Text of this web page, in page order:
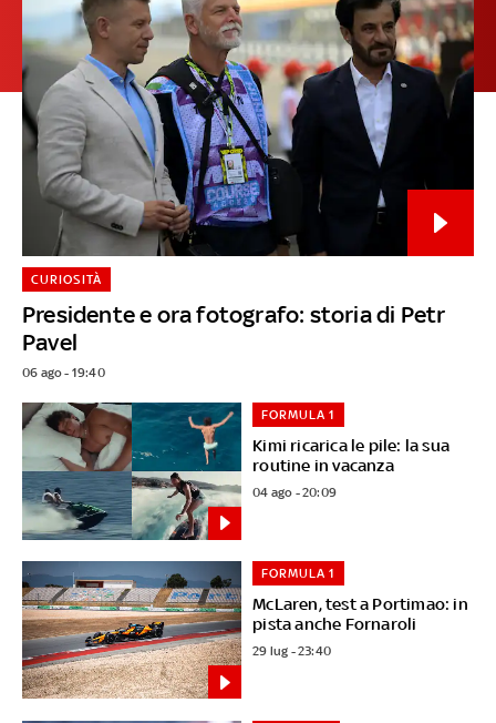
Presidente e ora fotografo: storia di Petr
Pavel
CURIOSITÀ
06 ago - 19:40
Kimi ricarica le pile: la sua
routine in vacanza
FORMULA 1
04 ago - 20:09
McLaren, test a Portimao: in
pista anche Fornaroli
FORMULA 1
29 lug - 23:40